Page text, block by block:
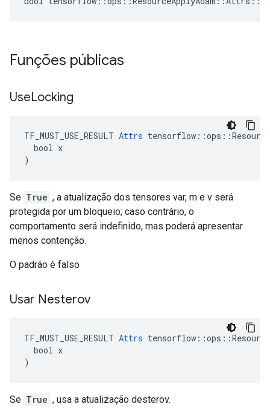
Funções públicas
UseLocking
TF_MUST_USE_RESULT Attrs
  bool x
)
Se True , a atualização dos tensores var, m e v será
protegida por um bloqueio; caso contrário, o
comportamento será indefinido, mas poderá apresentar
menos contenção.
O padrão é falso
Usar Nesterov
TF_MUST_USE_RESULT Attrs
  bool x
)
Se True , usa a atualização desterov.